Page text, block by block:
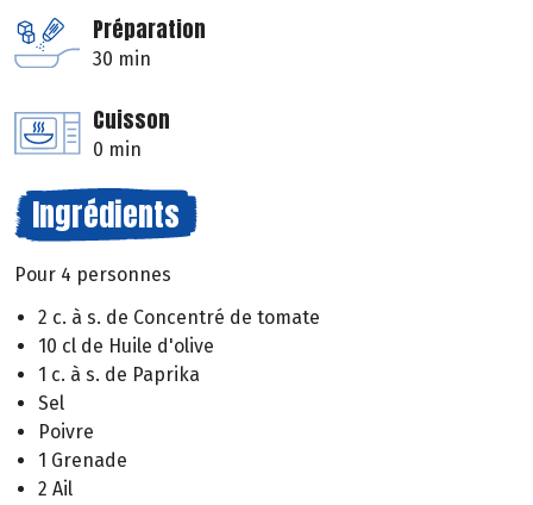
Préparation
30 min
Cuisson
0 min
Ingrédients
Pour 4 personnes
2 c. à s. de Concentré de tomate
10 cl de Huile d'olive
1 c. à s. de Paprika
Sel
Poivre
1 Grenade
2 Ail